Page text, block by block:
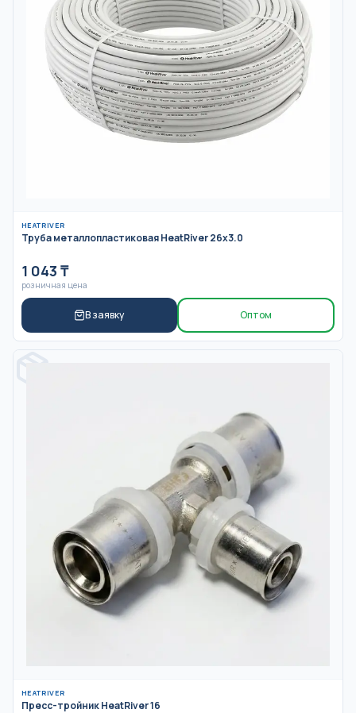
HEATRIVER
Труба металлопластиковая HeatRiver 26x3.0
1 043 ₸
розничная цена
В заявку Оптом
HEATRIVER
Пресс-тройник HeatRiver 16